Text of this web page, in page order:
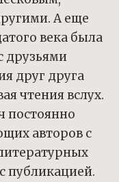
А еще
века была
друзьями
друг друга
чтения вслух.
постоянно
авторов с
публикацией.